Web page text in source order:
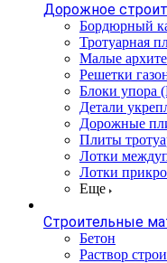
Дорожное
Бордюрный
Тротуарная
Малые
Решетки
Блоки упора
Детали
Дорожные
Плиты
Лотки
Лотки
Еще
Строительные
Бетон
Раствор